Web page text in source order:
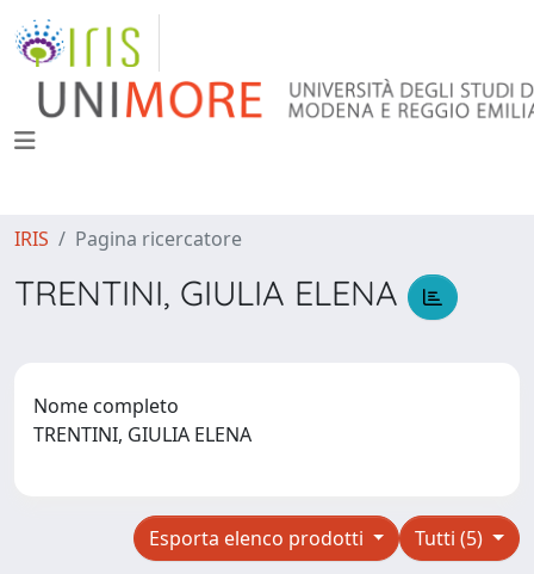
IRIS Pagina ricercatore
TRENTINI, GIULIA ELENA
Nome completo
TRENTINI, GIULIA ELENA
Tutti (5)
Esporta elenco prodotti